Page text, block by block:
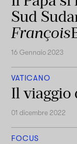
Sud
François
16 Gennaio 2023
VATICANO
Il viaggio
01 dicembre 2022
FOCUS